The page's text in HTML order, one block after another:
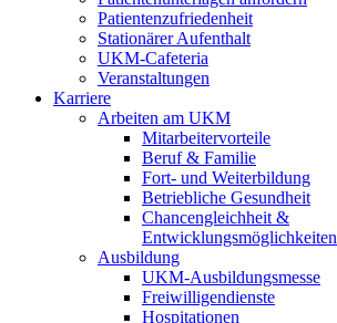
Patientenzufriedenheit
Stationärer Aufenthalt
UKM-Cafeteria
Veranstaltungen
Karriere
Arbeiten am UKM
Mitarbeitervorteile
Beruf & Familie
Fort- und Weiterbildung
Betriebliche Gesundheit
Chancengleichheit &
Entwicklungsmöglichkeiten
Ausbildung
UKM-Ausbildungsmesse
Freiwilligendienste
Hospitationen